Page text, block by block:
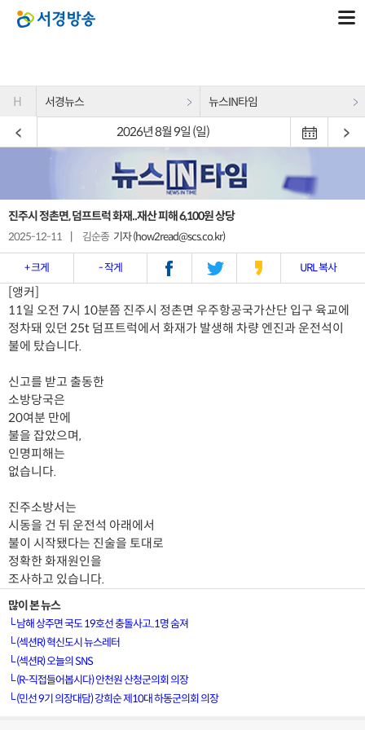
H 서경뉴스 뉴스IN타임
2026년 8월 9일 (일)
진주시 정촌면, 덤프트럭 화재..재산 피해 6,100원 상당
2025-12-11 김순종 기자 (how2read@scs.co.kr)
+ 크게 - 작게 URL 복사
[앵커]
11일 오전 7시 10분쯤 진주시 정촌면 우주항공국가산단 입구 육교에
정차돼 있던 25t 덤프트럭에서 화재가 발생해 차량 엔진과 운전석이
불에 탔습니다.
신고를 받고 출동한
소방당국은
20여분 만에
불을 잡았으며,
인명피해는
없습니다.
진주소방서는
시동을 건 뒤 운전석 아래에서
불이 시작됐다는 진술을 토대로
정확한 화재원인을
조사하고 있습니다.
많이 본 뉴스
└남해 상주면 국도 19호선 충돌사고..1명 숨져
└(섹션R) 혁신도시 뉴스레터
└(섹션R) 오늘의 SNS
└(R-직접들어봅시다) 안천원 산청군의회 의장
└(민선 9기 의장대담) 강희순 제10대 하동군의회 의장
[VOD공지] 청춘초이스 이용금액 변경 안내